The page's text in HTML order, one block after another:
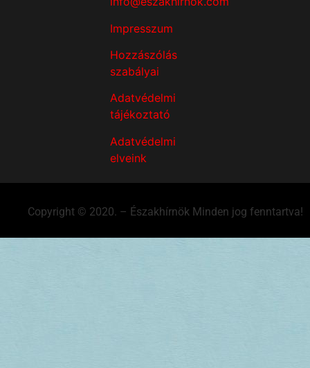
Impresszum
Hozzászólás
szabályai
Adatvédelmi
tájékoztató
Adatvédelmi
elveink
Copyright © 2020. – Északhírnök Minden jog fenntartva!